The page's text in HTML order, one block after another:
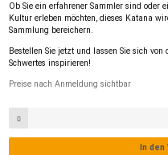
Ob Sie ein erfahrener Sammler sind oder
Kultur erleben möchten, dieses Katana
Sammlung bereichern.
Bestellen Sie jetzt und lassen Sie sich
Schwertes inspirieren!
Preise nach Anmeldung sichtbar
In